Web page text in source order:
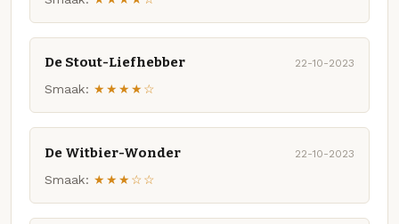
De Stout-Liefhebber 22-10-2023
Smaak: ★★★★☆
De Witbier-Wonder 22-10-2023
Smaak: ★★★☆☆